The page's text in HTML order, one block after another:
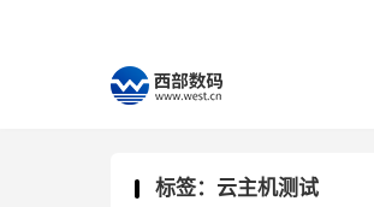
标签：云主机测试